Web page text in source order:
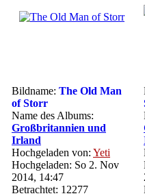
Bildname: The Old Man
of Storr
Name des Albums:
Großbritannien und
Irland
Hochgeladen von: Yeti
Hochgeladen: So 2. Nov
2014, 14:47
Betrachtet: 12277